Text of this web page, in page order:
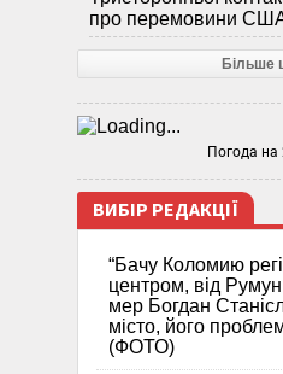
про перемовини США
Більше
Погода на
ВИБІР РЕДАКЦІЇ
“Бачу Коломию
центром, від
мер Богдан
місто, його
(ФОТО)